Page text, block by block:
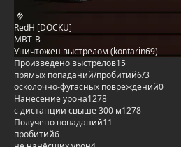
RedH [DOCKU]
MBT-B
Уничтожен выстрелом (kontarin69)
Произведено выстрелов15
прямых попаданий/пробитий6/3
осколочно-фугасных повреждений0
Нанесение урона1278
с дистанции свыше 300 м1278
Получено попаданий11
пробитий6